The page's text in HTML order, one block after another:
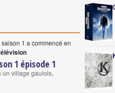
saison 1 a commencé en
1 épisode 1
un village gaulois,